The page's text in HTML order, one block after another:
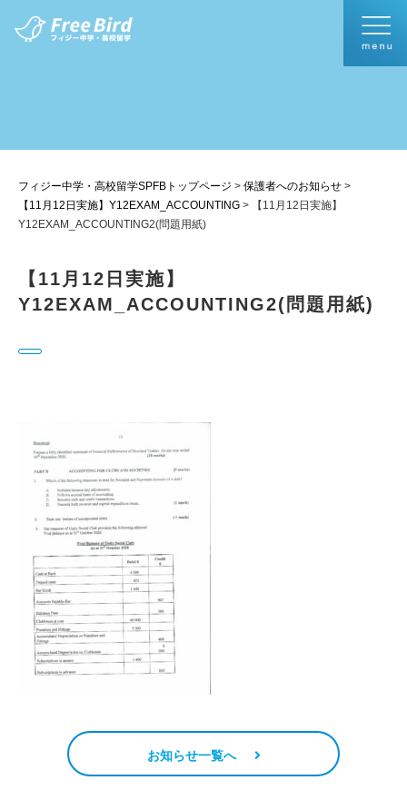
フィジー中学・高校留学SPFBトップページ > 保護者へのお知らせ >
【11月12日実施】Y12EXAM_ACCOUNTING >
【11月12日実施】
Y12EXAM_ACCOUNTING2(問題用紙)
【11月12日実施】
Y12EXAM_ACCOUNTING2(問題用紙)
お知らせ一覧へ